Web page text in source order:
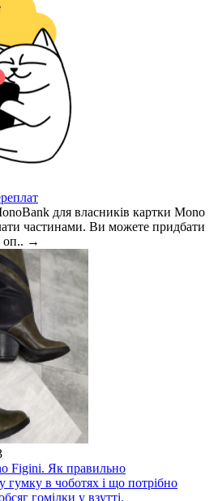
для власників картки Mono
частинами. Ви можете придбати
оп.. →
Figini. Як правильно
гумку в чоботях і що потрібно
гомілки у взутті.